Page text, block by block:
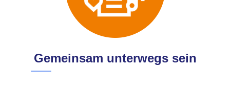
Gemeinsam unterwegs sein